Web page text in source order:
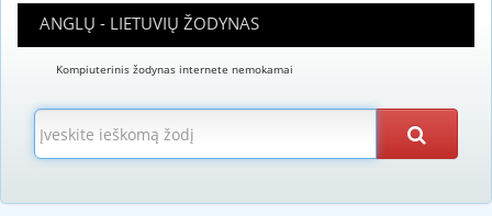
ANGLŲ - LIETUVIŲ ŽODYNAS
Kompiuterinis žodynas internete nemokamai